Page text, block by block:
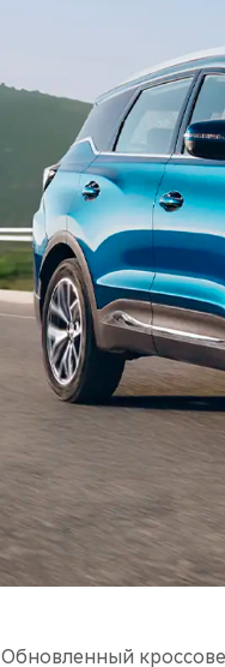
Обновленный